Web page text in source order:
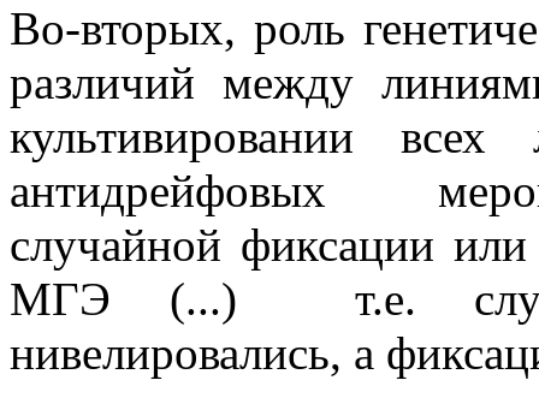
Во-вторых, роль
различий между
культивировании
антидрейфовых
случайной фиксации или
МГЭ (...) т.е.
нивелировались, а